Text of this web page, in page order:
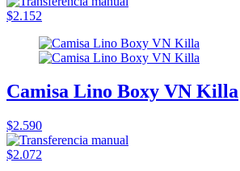
$2.152
Camisa Lino Boxy VN Killa
$2.590
$2.072